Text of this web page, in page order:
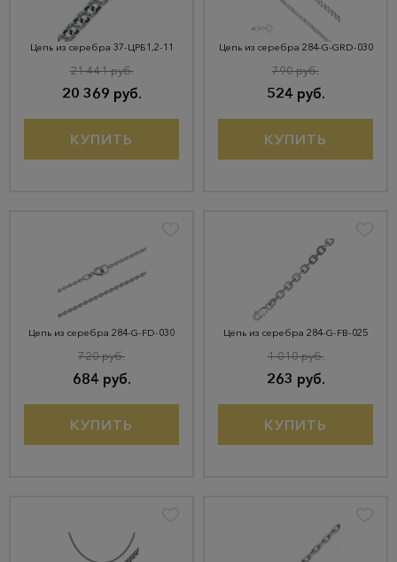
Цепь из серебра 37-ЦРБ1,2-11
20 369 руб.
21 441 руб.
КУПИТЬ
Цепь из серебра 284-G-GRD-030
524 руб.
790 руб.
КУПИТЬ
Цепь из серебра 284-G-FD-030
684 руб.
720 руб.
КУПИТЬ
Цепь из серебра 284-G-FB-025
263 руб.
1 010 руб.
КУПИТЬ